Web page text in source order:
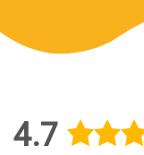
4.7